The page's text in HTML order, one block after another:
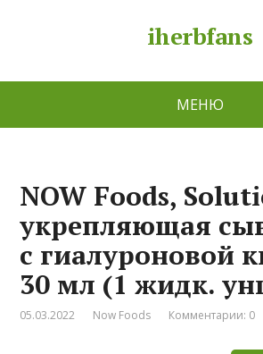
iherbfans
МЕНЮ
NOW Foods,
укрепляющая
с гиалуроновой
30 мл (1 жидк.
05.03.2022 Now Foods Комментарии: 0